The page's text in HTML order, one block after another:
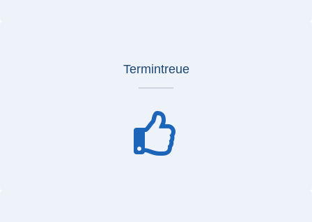
Termintreue